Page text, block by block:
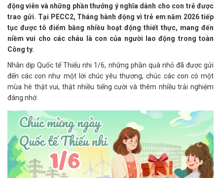
động viên và những phần thưởng ý nghĩa dành cho con trẻ được
trao gửi. Tại PECC2, Tháng hành động vì trẻ em năm 2026 tiếp
tục được tô điểm bằng nhiều hoạt động thiết thực, mang đến
niềm vui cho các cháu là con của người lao động trong toàn
Công ty.
Nhân dịp Quốc tế Thiếu nhi 1/6, những phần quà nhỏ đã được gửi
đến các con như một lời chúc yêu thương, chúc các con có một
mùa hè thật vui, thật nhiều tiếng cười và thêm nhiều trải nghiệm
đáng nhớ.